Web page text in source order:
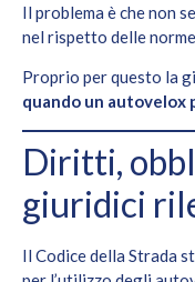
Il problema è che non
nel rispetto delle
Proprio per questo la
quando un
Diritti,
giuridici
Il Codice della Strada